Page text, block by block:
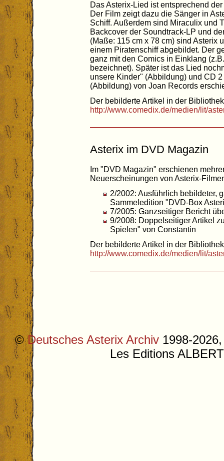
Das Asterix-Lied ist entsprechend
Der Film zeigt dazu die Sänger in
Schiff. Außerdem sind Miraculix und
Backcover der Soundtrack-LP und
(Maße: 115 cm x 78 cm) sind Asterix
einem Piratenschiff abgebildet. Der
ganz mit den Comics in Einklang
bezeichnet). Später ist das Lied
unsere Kinder" (Abbildung) und CD
(Abbildung) von Joan Records
Der bebilderte Artikel in der
http://www.comedix.de/medien/lit/
Asterix im DVD Magazin
Im "DVD Magazin" erschienen
Neuerscheinungen von Asterix-
2/2002: Ausführlich bebildeter,
Sammeledition "DVD-Box
7/2005: Ganzseitiger Bericht
9/2008: Doppelseitiger Artikel
Spielen" von Constantin
Der bebilderte Artikel in der
http://www.comedix.de/medien/lit/
©Deutsches Asterix Archiv 1998-
Les Editions